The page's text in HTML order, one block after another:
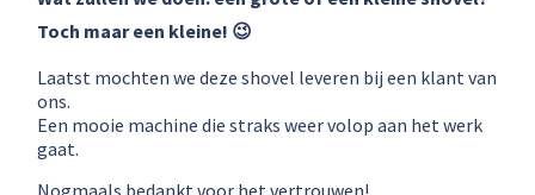
Toch maar een kleine! 😉
Laatst mochten we deze shovel leveren bij een klant van
ons.
Een mooie machine die straks weer volop aan het werk
gaat.
Nogmaals bedankt voor het vertrouwen!